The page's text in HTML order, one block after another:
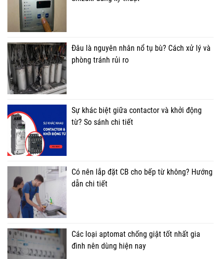
Đâu là nguyên nhân nổ tụ bù? Cách xử lý và
phòng tránh rủi ro
Sự khác biệt giữa contactor và khởi động
từ? So sánh chi tiết
Có nên lắp đặt CB cho bếp từ không? Hướng
dẫn chi tiết
Các loại aptomat chống giật tốt nhất gia
đình nên dùng hiện nay